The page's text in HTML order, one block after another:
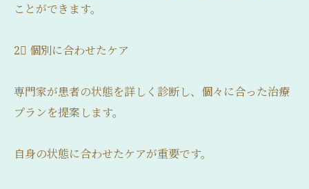
ことができます。
2⃣ 個別に合わせたケア
専門家が患者の状態を詳しく診断し、個々に合った治療
プランを提案します。
自身の状態に合わせたケアが重要です。